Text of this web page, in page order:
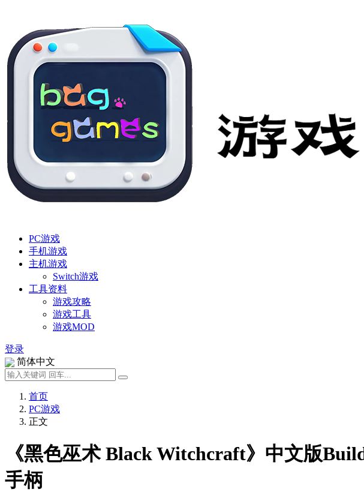
PC游戏
手机游戏
主机游戏
Switch游戏
工具资料
游戏攻略
游戏工具
游戏MOD
登录
简体中文
首页
PC游戏
正文
《黑色巫术 Black Witchcraft》中文版
手柄